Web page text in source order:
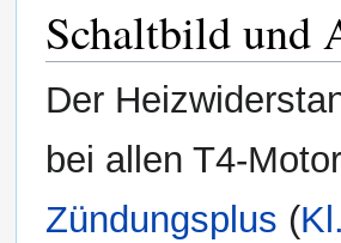
Schaltbild und
Der
bei allen T4-
Zündungsplus (